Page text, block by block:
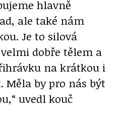
hlavně
ale také nám
Je to silová
dobře tělem a
na krátkou i
Měla by pro nás být
uvedl kouč